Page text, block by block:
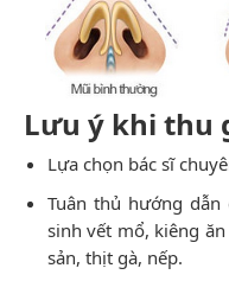
Lưu ý khi thu
Lựa chọn bác sĩ
Tuân thủ hướng
sinh vết mổ, kiêng
sản, thịt gà, nếp.